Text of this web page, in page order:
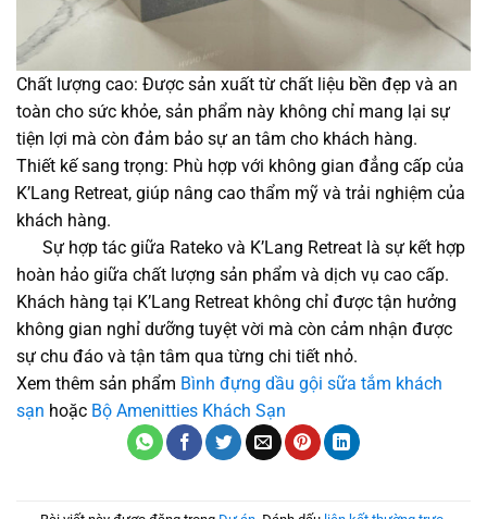
Chất lượng cao: Được sản xuất từ chất liệu bền đẹp và an
toàn cho sức khỏe, sản phẩm này không chỉ mang lại sự
tiện lợi mà còn đảm bảo sự an tâm cho khách hàng.
Thiết kế sang trọng: Phù hợp với không gian đẳng cấp của
K’Lang Retreat, giúp nâng cao thẩm mỹ và trải nghiệm của
khách hàng.
Sự hợp tác giữa Rateko và K’Lang Retreat là sự kết hợp
hoàn hảo giữa chất lượng sản phẩm và dịch vụ cao cấp.
Khách hàng tại K’Lang Retreat không chỉ được tận hưởng
không gian nghỉ dưỡng tuyệt vời mà còn cảm nhận được
sự chu đáo và tận tâm qua từng chi tiết nhỏ.
Xem thêm sản phẩm Bình đựng dầu gội sữa tắm khách
sạn hoặc Bộ Amenitties Khách Sạn